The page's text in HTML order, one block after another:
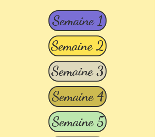
Semaine 1
Semaine 2
Semaine 3
Semaine 4
Semaine 5